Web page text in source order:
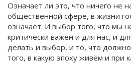
Означает ли это, что ничего не
общественной сфере, в жизни
означает. И выбор того, что мы
критически важен и для нас, и
делать и выбор, и то, что
того, в какую эпоху живём и при